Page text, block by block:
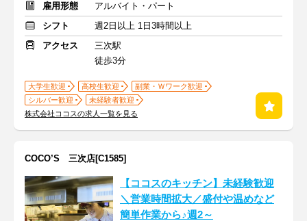
雇用形態
アルバイト・パート
シフト
週2日以上 1日3時間以上
アクセス
三次駅
徒歩3分
大学生歓迎 高校生歓迎
副業・Ｗワーク歓迎
シルバー歓迎
未経験者歓迎
株式会社ココスの求人一覧を見る
COCO’S 三次店[C1585]
【ココスのキッチン】未経験歓迎
＼営業時間拡大／盛付や温めなど
簡単作業から♪週2～